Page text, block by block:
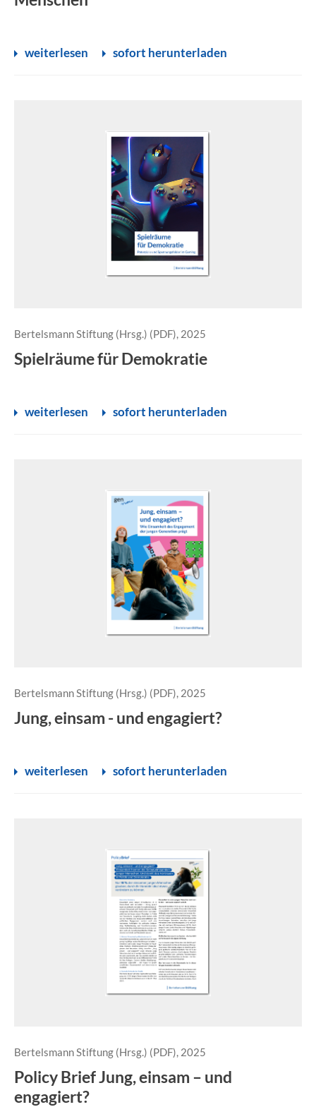
weiterlesen sofort herunterladen
Bertelsmann Stiftung (Hrsg.) (PDF), 2025
Spielräume für Demokratie
weiterlesen sofort herunterladen
Bertelsmann Stiftung (Hrsg.) (PDF), 2025
Jung, einsam - und engagiert?
weiterlesen sofort herunterladen
Bertelsmann Stiftung (Hrsg.) (PDF), 2025
Policy Brief Jung, einsam – und
engagiert?